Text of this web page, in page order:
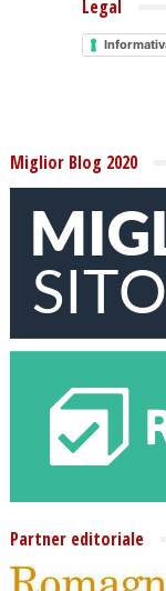
Legal
Miglior Blog 2020
Partner editoriale